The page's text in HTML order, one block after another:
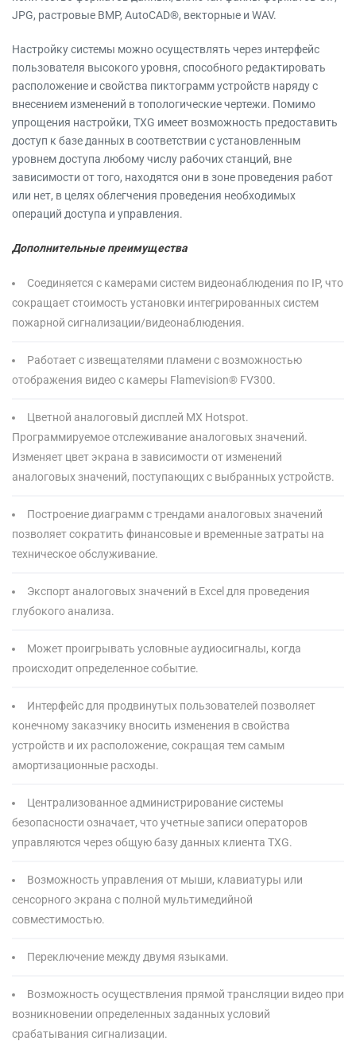
JPG, растровые BMP, AutoCAD®, векторные и WAV.
Настройку системы можно осуществлять через интерфейс
пользователя высокого уровня, способного редактировать
расположение и свойства пиктограмм устройств наряду с
внесением изменений в топологические чертежи. Помимо
упрощения настройки, TXG имеет возможность предоставить
доступ к базе данных в соответствии с установленным
уровнем доступа любому числу рабочих станций, вне
зависимости от того, находятся они в зоне проведения работ
или нет, в целях облегчения проведения необходимых
операций доступа и управления.
Дополнительные преимущества
Соединяется с камерами систем видеонаблюдения по IP, что
сокращает стоимость установки интегрированных систем
пожарной сигнализации/видеонаблюдения.
Работает с извещателями пламени с возможностью
отображения видео с камеры Flamevision® FV300.
Цветной аналоговый дисплей MX Hotspot.
Программируемое отслеживание аналоговых значений.
Изменяет цвет экрана в зависимости от изменений
аналоговых значений, поступающих с выбранных устройств.
Построение диаграмм с трендами аналоговых значений
позволяет сократить финансовые и временные затраты на
техническое обслуживание.
Экспорт аналоговых значений в Excel для проведения
глубокого анализа.
Может проигрывать условные аудиосигналы, когда
происходит определенное событие.
Интерфейс для продвинутых пользователей позволяет
конечному заказчику вносить изменения в свойства
устройств и их расположение, сокращая тем самым
амортизационные расходы.
Централизованное администрирование системы
безопасности означает, что учетные записи операторов
управляются через общую базу данных клиента TXG.
Возможность управления от мыши, клавиатуры или
сенсорного экрана с полной мультимедийной
совместимостью.
Переключение между двумя языками.
Возможность осуществления прямой трансляции видео при
возникновении определенных заданных условий
срабатывания сигнализации.